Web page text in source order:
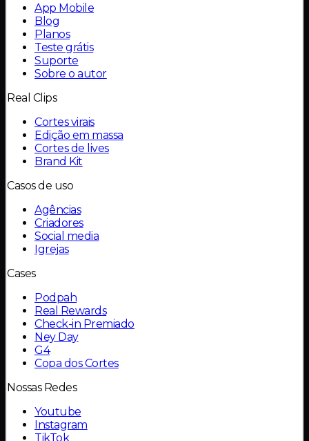
App Mobile
Blog
Planos
Teste grátis
Suporte
Sobre o autor
Real Clips
Cortes virais
Edição em massa
Cortes de lives
Brand Kit
Casos de uso
Agências
Criadores
Social media
Igrejas
Cases
Podpah
Real Rewards
Check-in Premiado
Ney Day
G4
Copa dos Cortes
Nossas Redes
Youtube
Instagram
TikTok